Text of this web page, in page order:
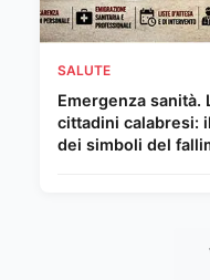
SALUTE
Emergenza sanità.
cittadini calabresi:
dei simboli del